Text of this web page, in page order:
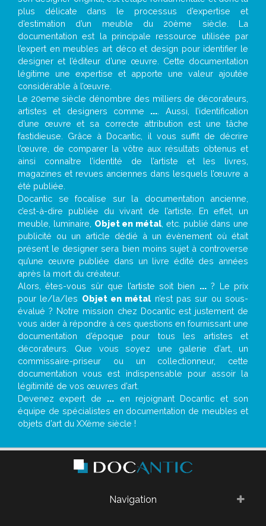
plus délicate dans le processus d’expertise et
d’estimation d’un meuble du 20ème siècle. La
documentation est la principale ressource utilisée par
l’expert en meubles art déco et design pour identifier le
designer et l’éditeur d’une œuvre. Cette documentation
légitime une expertise et apporte une valeur ajoutée
considérable à l’œuvre.
Le 20eme siècle dénombre des milliers de décorateurs,
artistes et designers comme ... . Aussi, l’identification
d’une œuvre et sa correcte attribution est une tâche
fastidieuse. Grâce à Docantic, il vous suffit de décrire
l’œuvre, de comparer la vôtre aux résultats obtenus et
ainsi connaître l’identité de l’artiste et les livres,
magazines et revues anciennes dans lesquels l’œuvre a
été publiée.
Docantic se focalise sur la documentation ancienne,
c’est-à-dire publiée du vivant de l’artiste. En effet, un
meuble, luminaire, Objet en métal , etc. publié dans une
publicité ou un article dédié à un évènement où était
présent le designer sera bien moins sujet à controverse
qu’une œuvre publiée dans un livre édité des années
après la mort du créateur.
Alors, êtes-vous sûr que l’artiste soit bien ...? Le prix
pour le/la/les Objet en métal n’est pas sur ou sous-
évalué ? Notre mission chez Docantic est justement de
vous aider à répondre à ces questions en fournissant une
documentation d’époque pour tous les artistes et
décorateurs. Que vous soyez une galerie d’art, un
commissaire-priseur ou un collectionneur, cette
documentation vous est indispensable pour assoir la
légitimité de vos œuvres d’art.
Devenez expert de ... en rejoignant Docantic et son
équipe de spécialistes en documentation de meubles et
objets d’art du XXème siècle !
Navigation